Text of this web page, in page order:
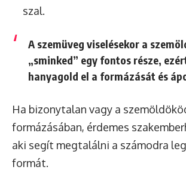
szal.
A szemüveg viselésekor a
„sminked” egy fontos része,
hanyagold el a formázását és
Ha bizonytalan vagy a
formázásában, érdemes
aki segít megtalálni a számodra
formát.